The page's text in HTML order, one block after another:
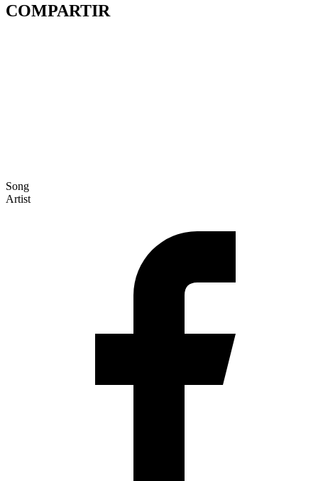
COMPARTIR
Song
Artist